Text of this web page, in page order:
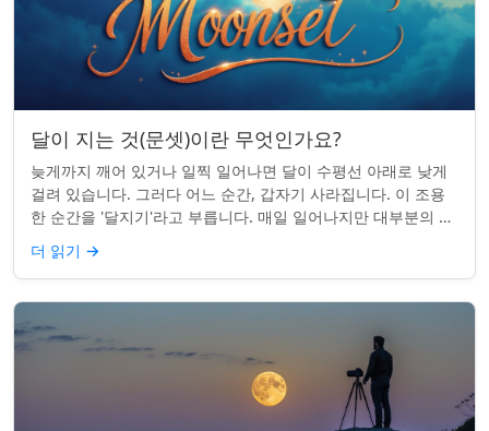
달이 지는 것(문셋)이란 무엇인가요?
늦게까지 깨어 있거나 일찍 일어나면 달이 수평선 아래로 낮게
걸려 있습니다. 그러다 어느 순간, 갑자기 사라집니다. 이 조용
한 순간을 '달지기'라고 부릅니다. 매일 일어나지만 대부분의 사
람들은 놓치곤 합니다. 핵심 ...
더 읽기 →